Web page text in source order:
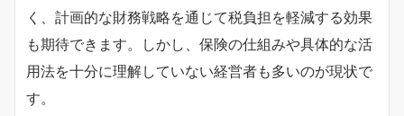
く、計画的な財務戦略を通じて税負担を軽減する効果
も期待できます。しかし、保険の仕組みや具体的な活
用法を十分に理解していない経営者も多いのが現状で
す。